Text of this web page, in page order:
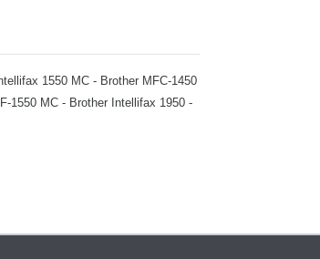
1550 MC - Brother MFC-1450
1550 MC - Brother Intellifax 1950 -